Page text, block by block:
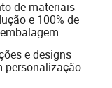
de materiais
e 100% de
e designs
personalização